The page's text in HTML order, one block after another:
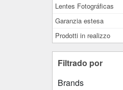
Lentes Fotográficas
Garanzia estesa
Prodotti in realizzo
Filtrado por
Brands